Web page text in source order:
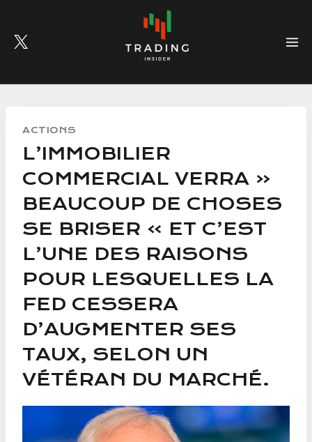
content
ACTIONS
L’IMMOBILIER
COMMERCIAL VERRA «
BEAUCOUP DE CHOSES
SE BRISER » ET C’EST
L’UNE DES RAISONS
POUR LESQUELLES LA
FED CESSERA
D’AUGMENTER SES
TAUX, SELON UN
VÉTÉRAN DU MARCHÉ.